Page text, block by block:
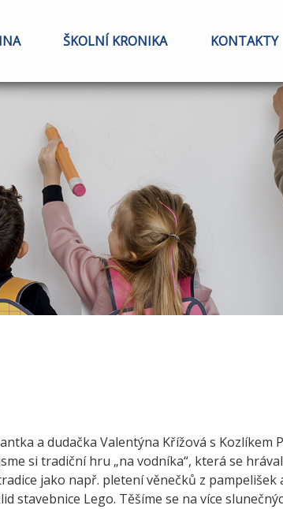
ŠKOLNÍ KRONIKA KONTAKTY
a dudačka Valentýna Křížová s Kozlíkem
si tradiční hru „na vodníka“, která se
jako např. pletení věnečků z pampelišek
Lego. Těšíme se na více